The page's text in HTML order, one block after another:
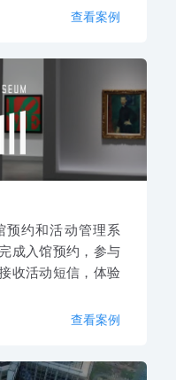
查看案例
预约和活动管理系
成入馆预约，参与
收活动短信，体验
查看案例